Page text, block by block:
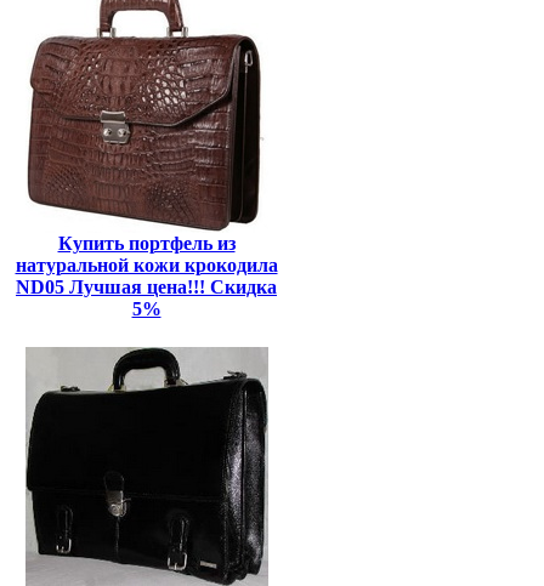
Купить портфель из
натуральной кожи крокодила
ND05 Лучшая цена!!! Скидка
5%